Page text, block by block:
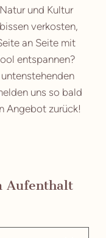
und Kultur
verkosten,
an Seite mit
entspannen?
uns so bald
Angebot zurück!
Aufenthalt